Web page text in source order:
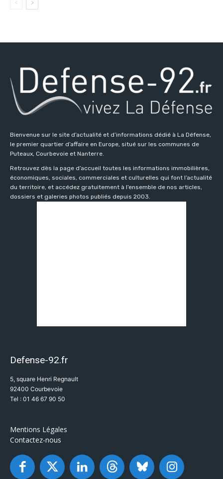
Bienvenue sur le site d’actualité et d’informations dédié à La Défense,
le premier quartier d’affaire en Europe, situé sur les communes de
Puteaux, Courbevoie et Nanterre.
Retrouvez dès la page d’accueil toutes les informations immobilières,
économiques, sociales, commerciales et culturelles qui font l’actualité
du territoire, et accédez gratuitement à l’ensemble de nos articles,
dossiers et galeries photos publiés depuis 2003.
Defense-92.fr
5, square Henri Regnault
92400 Courbevoie
Tel : 01 46 67 90 50
Mentions Légales
Contactez-nous